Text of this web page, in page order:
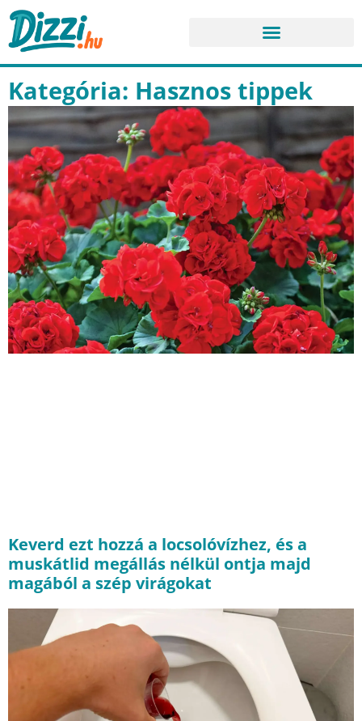
Kategória: Hasznos tippek
Keverd ezt hozzá a locsolóvízhez, és a
muskátlid megállás nélkül ontja majd
magából a szép virágokat